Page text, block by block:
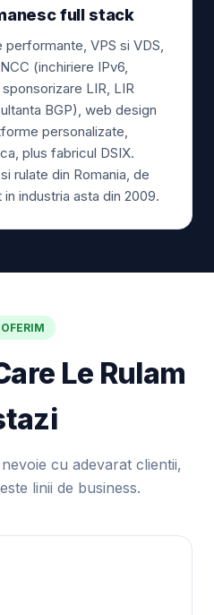
full stack
VPS si VDS,
(inchiriere IPv6,
LIR, LIR
BGP), web design
personalizate,
plus fabricul DSIX.
rulate din Romania, de
industria asta din 2009.
Le Rulam
cu adevarat clientii,
linii de business.